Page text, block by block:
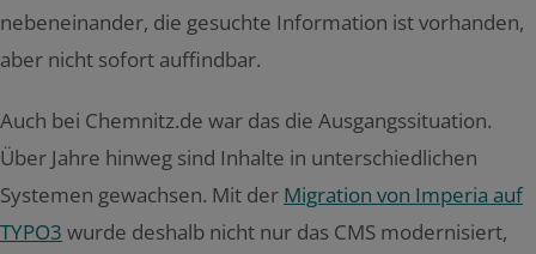
nebeneinander, die gesuchte Information ist vorhanden,
aber nicht sofort auffindbar.
Auch bei Chemnitz.de war das die Ausgangssituation.
Über Jahre hinweg sind Inhalte in unterschiedlichen
Systemen gewachsen. Mit der Migration von Imperia auf
TYPO3 wurde deshalb nicht nur das CMS modernisiert,